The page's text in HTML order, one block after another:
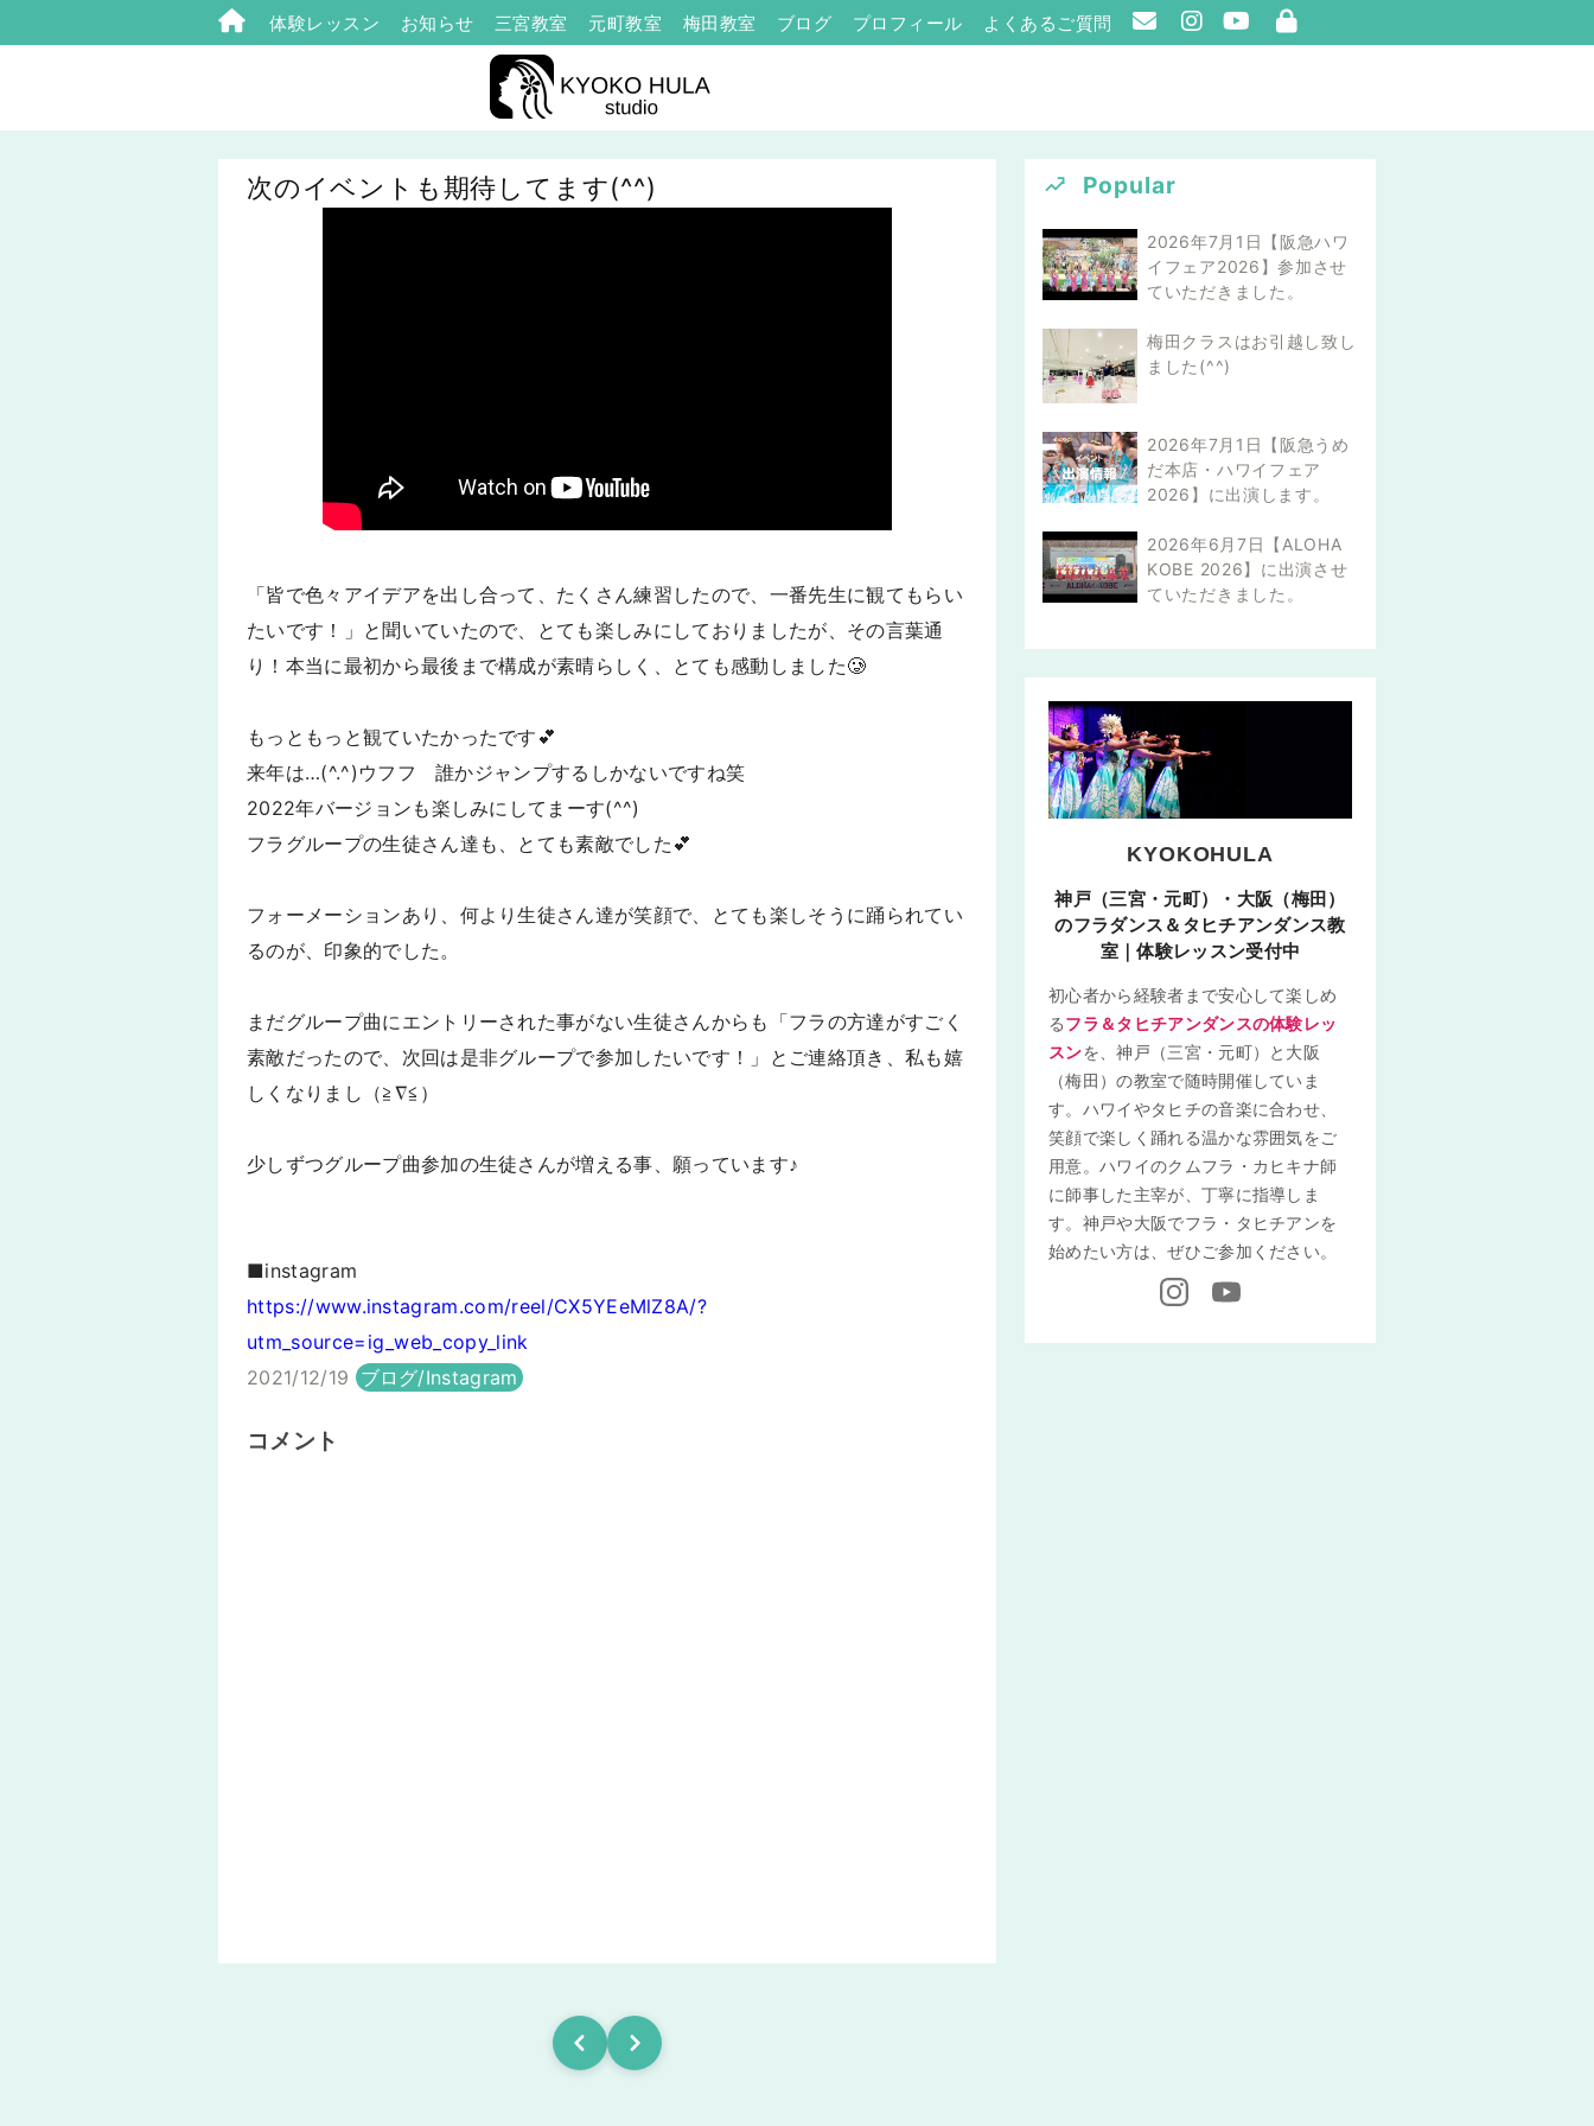
体験レッスン お知らせ 三宮教室 元町教室 梅田教室 ブログ プロフィール よくあるご質問
次のイベントも期待してます(^^)
「皆で色々アイデアを出し合って、たくさん練習したので、一番先生に観てもらい
たいです！」と聞いていたので、とても楽しみにしておりましたが、その言葉通
り！本当に最初から最後まで構成が素晴らしく、とても感動しました🥲
もっともっと観ていたかったです💕
来年は…(^.^)ウフフ 誰かジャンプするしかないですね笑
2022年バージョンも楽しみにしてまーす(^^)
フラグループの生徒さん達も、とても素敵でした💕
フォーメーションあり、何より生徒さん達が笑顔で、とても楽しそうに踊られてい
るのが、印象的でした。
まだグループ曲にエントリーされた事がない生徒さんからも「フラの方達がすごく
素敵だったので、次回は是非グループで参加したいです！」とご連絡頂き、私も嬉
しくなりまし（≧∇≦）
少しずつグループ曲参加の生徒さんが増える事、願っています♪
■instagram
https://www.instagram.com/reel/CX5YEeMlZ8A/?
utm_source=ig_web_copy_link
2021/12/19 ブログ/Instagram
コメント
Popular
2026年7月1日【阪急ハワ
イフェア2026】参加させ
ていただきました。
梅田クラスはお引越し致し
ました(^^)
2026年7月1日【阪急うめ
だ本店・ハワイフェア
2026】に出演します。
2026年6月7日【ALOHA
KOBE 2026】に出演させ
ていただきました。
KYOKOHULA
神戸（三宮・元町）・大阪（梅田）
のフラダンス＆タヒチアンダンス教
室｜体験レッスン受付中
初心者から経験者まで安心して楽しめ
るフラ＆タヒチアンダンスの体験レッ
スンを、神戸（三宮・元町）と大阪
（梅田）の教室で随時開催していま
す。ハワイやタヒチの音楽に合わせ、
笑顔で楽しく踊れる温かな雰囲気をご
用意。ハワイのクムフラ・カヒキナ師
に師事した主宰が、丁寧に指導しま
す。神戸や大阪でフラ・タヒチアンを
始めたい方は、ぜひご参加ください。